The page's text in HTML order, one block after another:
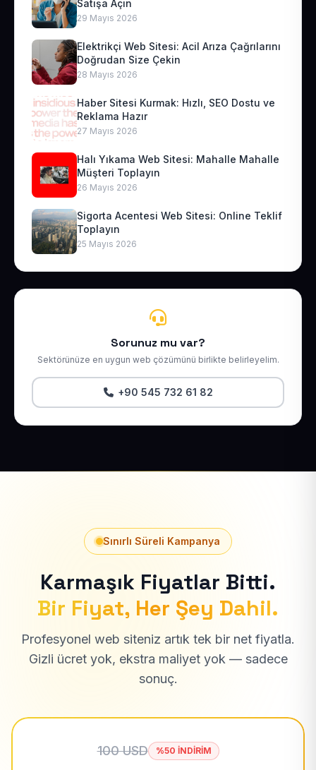
Satışa Açın
29 Mayıs 2026
Elektrikçi Web Sitesi: Acil Arıza Çağrılarını
Doğrudan Size Çekin
28 Mayıs 2026
Haber Sitesi Kurmak: Hızlı, SEO Dostu ve
Reklama Hazır
27 Mayıs 2026
Halı Yıkama Web Sitesi: Mahalle Mahalle
Müşteri Toplayın
26 Mayıs 2026
Sigorta Acentesi Web Sitesi: Online Teklif
Toplayın
25 Mayıs 2026
Sorunuz mu var?
Sektörünüze en uygun web çözümünü birlikte belirleyelim.
+90 545 732 61 82
Sınırlı Süreli Kampanya
Karmaşık Fiyatlar Bitti.
Bir Fiyat, Her Şey Dahil.
Profesyonel web siteniz artık tek bir net fiyatla.
Gizli ücret yok, ekstra maliyet yok — sadece
sonuç.
100 USD %50 İNDİRİM